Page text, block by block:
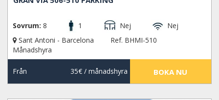
Sovrum: 8 1 Nej
Nej
Sant Antoni - Barcelona
Ref. BHMI-510
Månadshyra
Från 35€/ månadshyra BOKA NU